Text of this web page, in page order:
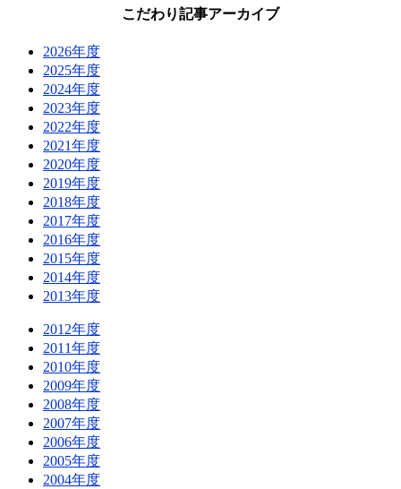
こだわり記事アーカイブ
2026年度
2025年度
2024年度
2023年度
2022年度
2021年度
2020年度
2019年度
2018年度
2017年度
2016年度
2015年度
2014年度
2013年度
2012年度
2011年度
2010年度
2009年度
2008年度
2007年度
2006年度
2005年度
2004年度